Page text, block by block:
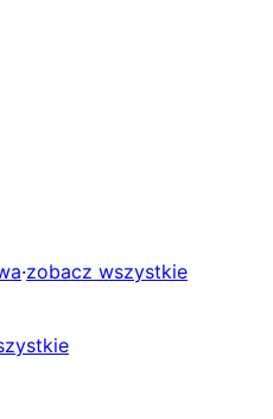
·zobacz wszystkie